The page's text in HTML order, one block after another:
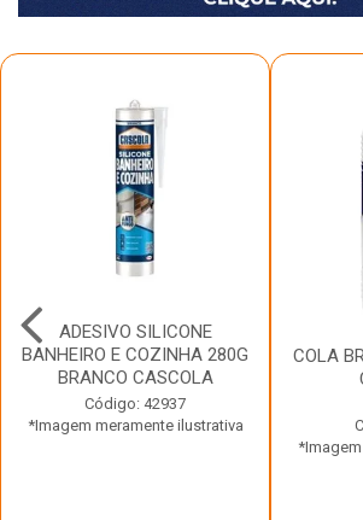
ADESIVO SILICONE
BANHEIRO E COZINHA 280G
BRANCO CASCOLA
Código: 42937
*Imagem meramente ilustrativa
COLA